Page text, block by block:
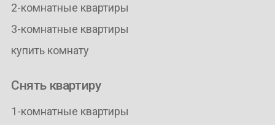
2-комнатные квартиры
3-комнатные квартиры
купить комнату
Снять квартиру
1-комнатные квартиры